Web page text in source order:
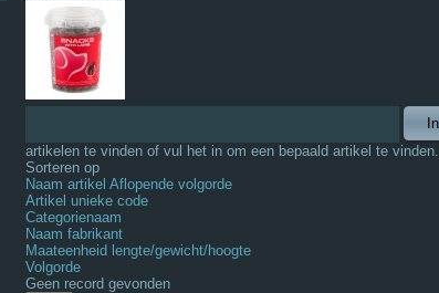
artikelen te vinden of vul het in om een bepaald artikel te vinden.
Sorteren op
Naam artikel Aflopende volgorde
Artikel unieke code
Categorienaam
Naam fabrikant
Maateenheid lengte/gewicht/hoogte
Volgorde
Geen record gevonden